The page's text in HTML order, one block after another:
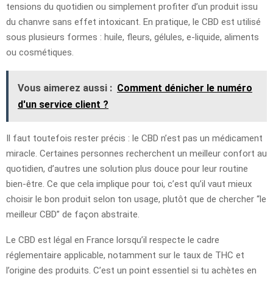
tensions du quotidien ou simplement profiter d’un produit issu
du chanvre sans effet intoxicant. En pratique, le CBD est utilisé
sous plusieurs formes : huile, fleurs, gélules, e-liquide, aliments
ou cosmétiques.
Vous aimerez aussi : Comment dénicher le numéro
d'un service client ?
Il faut toutefois rester précis : le CBD n’est pas un médicament
miracle. Certaines personnes recherchent un meilleur confort au
quotidien, d’autres une solution plus douce pour leur routine
bien-être. Ce que cela implique pour toi, c’est qu’il vaut mieux
choisir le bon produit selon ton usage, plutôt que de chercher “le
meilleur CBD” de façon abstraite.
Le CBD est légal en France lorsqu’il respecte le cadre
réglementaire applicable, notamment sur le taux de THC et
l’origine des produits. C’est un point essentiel si tu achètes en